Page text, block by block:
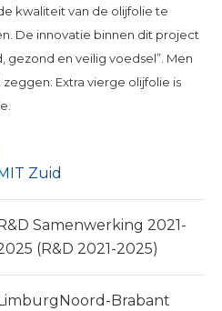
kwaliteit van de olijfolie te
De innovatie binnen dit project
gezond en veilig voedsel”. Men
Extra vierge olijfolie is
MIT Zuid
R&D Samenwerking 2021-
(R&D 2021-2025)
LimburgNoord-Brabant